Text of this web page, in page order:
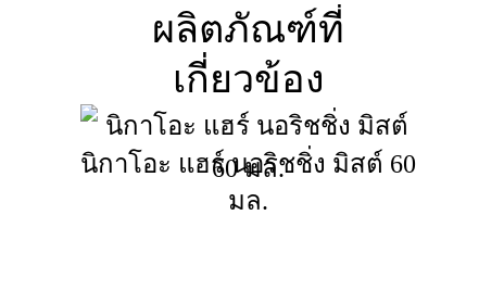
ผลิตภัณฑ์ที่
เกี่ยวข้อง
นิกาโอะ แฮร์ นอริชชิ่ง มิสต์ 60
มล.